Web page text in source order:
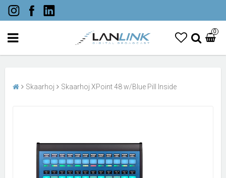
0
Skaarhoj Skaarhoj XPoint 48 w/Blue Pill Inside